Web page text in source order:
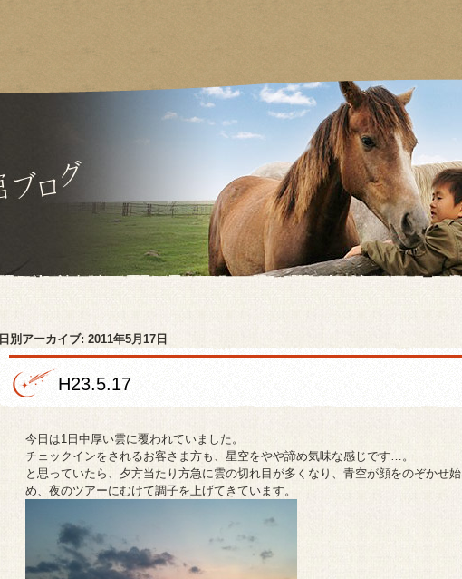
日別アーカイブ: 2011年5月17日
H23.5.17
今日は1日中厚い雲に覆われていました。
チェックインをされるお客さま方も、星空をやや諦め気味な感じです…。
と思っていたら、夕方当たり方急に雲の切れ目が多くなり、青空が顔をのぞかせ始
め、夜のツアーにむけて調子を上げてきています。